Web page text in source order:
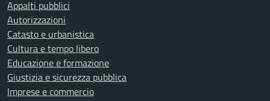
Appalti pubblici
Autorizzazioni
Catasto e urbanistica
Cultura e tempo libero
Educazione e formazione
Giustizia e sicurezza pubblica
Imprese e commercio